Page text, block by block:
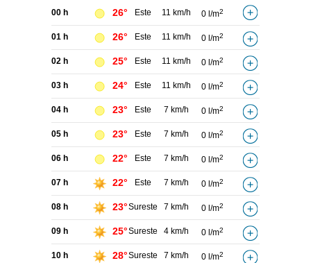
00 h 26° Este 11 km/h 0 l/m2
01 h 26° Este 11 km/h 0 l/m2
02 h 25° Este 11 km/h 0 l/m2
03 h 24° Este 11 km/h 0 l/m2
04 h 23° Este 7 km/h 0 l/m2
05 h 23° Este 7 km/h 0 l/m2
06 h 22° Este 7 km/h 0 l/m2
07 h 22° Este 7 km/h 0 l/m2
08 h 23°Sureste 7 km/h 0 l/m2
09 h 25°Sureste 4 km/h 0 l/m2
10 h 28°Sureste 7 km/h 0 l/m2